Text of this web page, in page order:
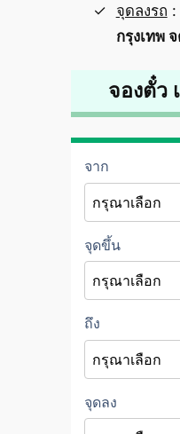
จุดลงรถ :
กรุงเทพ
จองตั๋ว